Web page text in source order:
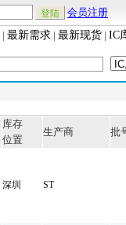
会员注册
| 最新需求 | 最新现货 | IC
库存
位置
生产商 批
深圳 ST